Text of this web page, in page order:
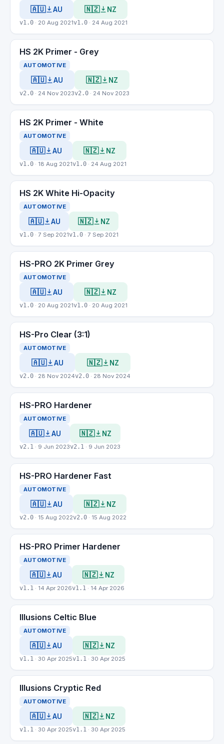
🇦🇺 AU
v1.0 · 20 Aug 2021
🇳🇿 NZ
v1.0 · 24 Aug 2021
HS 2K Primer - Grey
AUTOMOTIVE
🇦🇺 AU
v2.0 · 24 Nov 2023
🇳🇿 NZ
v2.0 · 24 Nov 2023
HS 2K Primer - White
AUTOMOTIVE
🇦🇺 AU
v1.0 · 18 Aug 2021
🇳🇿 NZ
v1.0 · 24 Aug 2021
HS 2K White Hi-Opacity
AUTOMOTIVE
🇦🇺 AU
v1.0 · 7 Sep 2021
🇳🇿 NZ
v1.0 · 7 Sep 2021
HS-PRO 2K Primer Grey
AUTOMOTIVE
🇦🇺 AU
v1.0 · 20 Aug 2021
🇳🇿 NZ
v1.0 · 20 Aug 2021
HS-Pro Clear (3:1)
AUTOMOTIVE
🇦🇺 AU
v2.0 · 28 Nov 2024
🇳🇿 NZ
v2.0 · 28 Nov 2024
HS-PRO Hardener
AUTOMOTIVE
🇦🇺 AU
v2.1 · 9 Jun 2023
🇳🇿 NZ
v2.1 · 9 Jun 2023
HS-PRO Hardener Fast
AUTOMOTIVE
🇦🇺 AU
v2.0 · 15 Aug 2022
🇳🇿 NZ
v2.0 · 15 Aug 2022
HS-PRO Primer Hardener
AUTOMOTIVE
🇦🇺 AU
v1.1 · 14 Apr 2026
🇳🇿 NZ
v1.1 · 14 Apr 2026
Illusions Celtic Blue
AUTOMOTIVE
🇦🇺 AU
v1.1 · 30 Apr 2025
🇳🇿 NZ
v1.1 · 30 Apr 2025
Illusions Cryptic Red
AUTOMOTIVE
🇦🇺 AU
v1.1 · 30 Apr 2025
🇳🇿 NZ
v1.1 · 30 Apr 2025